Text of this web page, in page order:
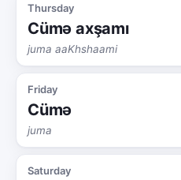
Thursday
Cümə axşamı
juma aaKhshaami
Friday
Cümə
juma
Saturday